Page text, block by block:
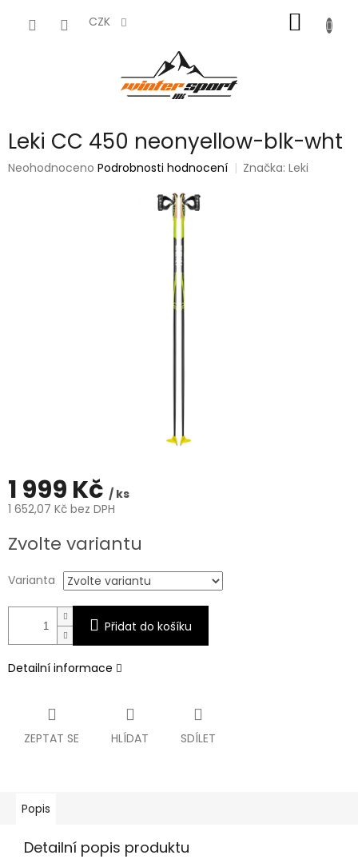
CZK
KOŠÍK
Leki CC 450 neonyellow-blk-wht
Průměrné
Neohodnoceno Podrobnosti hodnocení Značka:Leki
1 999 Kč / ks
1 652,07 Kč bez DPH
cena:
Zvolte variantu
Varianta
Přidat do košíku
Detailní informace
ZEPTAT SE HLÍDAT SDÍLET
Popis
Detailní popis produktu